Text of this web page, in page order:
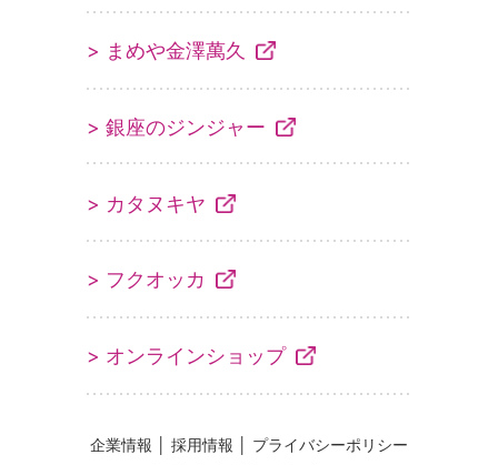
> まめや金澤萬久
> 銀座のジンジャー
> カタヌキヤ
> フクオッカ
> オンラインショップ
企業情報 採用情報
プライバシーポリシー